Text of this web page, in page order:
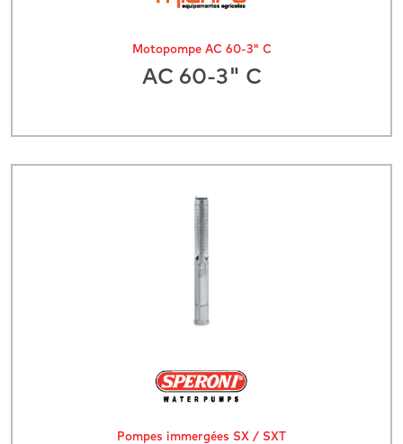
Motopompe AC 60-3" C
AC 60-3" C
Pompes immergées SX / SXT